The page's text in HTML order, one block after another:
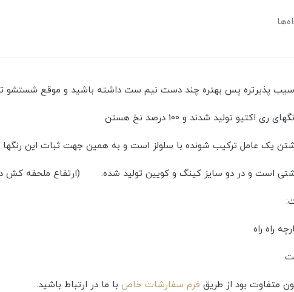
پذیرتره پس بهتره چند دست نیم ست داشته باشید و موقع شستشو
یک عامل ترکیب شونده با سلولز است و به همین جهت ثبات این رنگها
دو سایز کینگ و کویین تولید شده. (ارتفاع ملحفه کش دار حدود 25 سانت در نظر
متفاوت بود از طریق فرم سفارشات خاص با ما در ارتباط باشید.